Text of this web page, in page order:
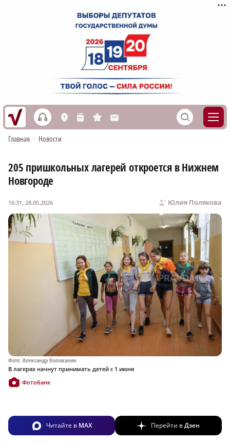
h L n s M S
Главная • Новости
205 пришкольных лагерей откроется в Нижнем
Новгороде
Юлия Полякова
16:31, 28.05.2026
Фото: Александр Воложанин
В лагерях начнут принимать детей с 1 июня
Фотобанк
Читайте в MAX Перейти вДзен